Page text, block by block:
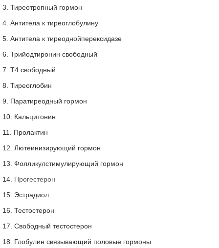
3. Тиреотропный гормон
4. Антитела к тиреоглобулину
5. Антитела к тиреоднойперексидазе
6. Трийодтиронин свободный
7. Т4 свободный
8. Тиреоглобин
9. Паратиреодный гормон
10. Кальцитонин
11. Пролактин
12. Лютеинизирующий гормон
13. Фолликулстимулирующий гормон
14. Прогестерон
15. Эстрадиол
16. Тестостерон
17. Свободный тестостерон
18. Глобулин связывающий половые гормоны